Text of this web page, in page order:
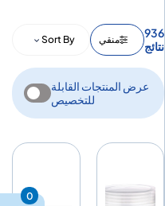
936
نتائج
منقي Sort By
عرض المنتجات القابلة
للتخصيص
0